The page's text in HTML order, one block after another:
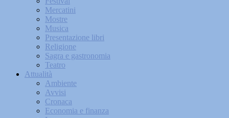
Mercatini
Mostre
Musica
Presentazione libri
Religione
Sagra e gastronomia
Teatro
Attualità
Ambiente
Avvisi
Cronaca
Economia e finanza